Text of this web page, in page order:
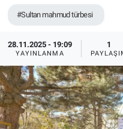
#Sultan mahmud türbesi
28.11.2025 - 19:09
YAYINLANMA
1